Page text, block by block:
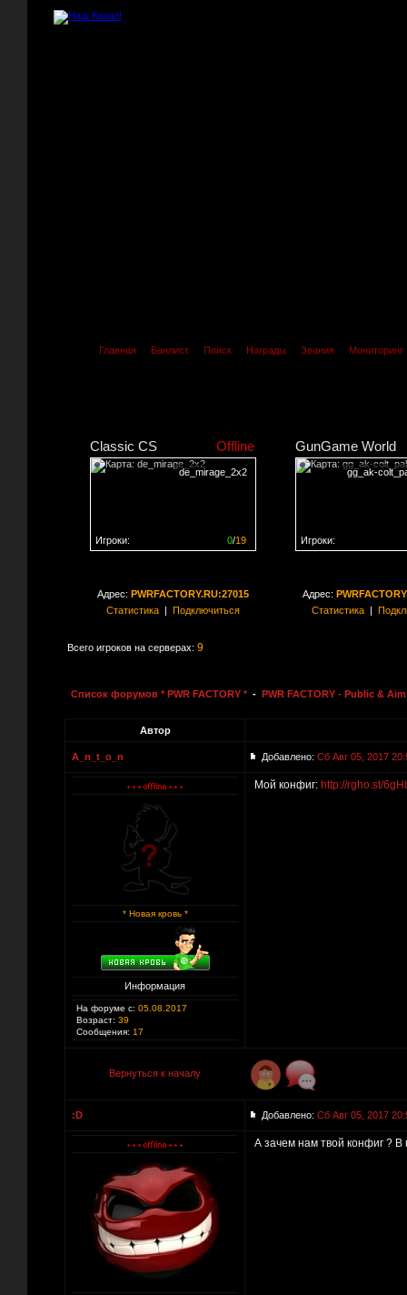
Главная Банлист Поиск Награды Звания Мониторинг
Classic CS Offline
de_mirage_2x2
0/19
Игроки:
GunGame World
gg_ak-
Игроки:
Адрес: PWRFACTORY.RU:27015
Статистика| Подключиться
Адрес:
Статистика|
Всего игроков на серверах: 9
Список форумов * PWR FACTORY * - PWR FACTORY - Public &
Автор
A_n_t_o_n Добавлено: Сб Авг 05, 2017
* Новая кровь *
Информация
На форуме с: 05.08.2017
Возраст: 39
Сообщения: 17
Мой конфиг: http://rgho.st/
Вернуться к началу
:D Добавлено: Сб Авг 05, 2017
А зачем нам твой конфиг ?